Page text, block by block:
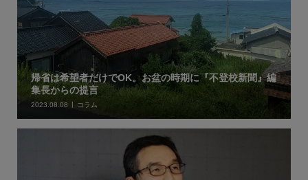
帰省は希望者だけでOK。お盆の時期に『不登校新聞』編
集長からの提言
2023.08.08 コラム